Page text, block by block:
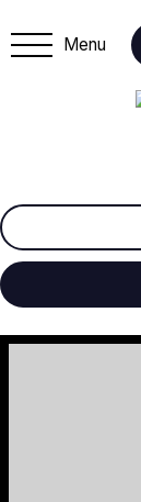
Menu